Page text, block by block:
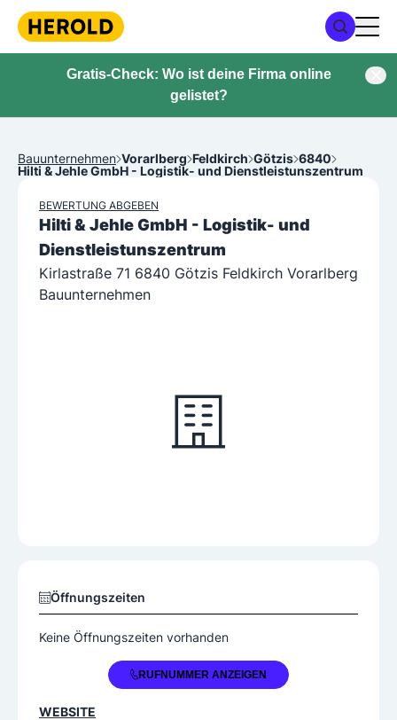
Gratis-Check: Wo ist deine Firma online
gelistet?
Bauunternehmen Vorarlberg Feldkirch Götzis 6840
Hilti & Jehle GmbH - Logistik- und Dienstleistunszentrum
BEWERTUNG ABGEBEN
Hilti & Jehle GmbH - Logistik- und
Dienstleistunszentrum
Kirlastraße 71 6840 Götzis Feldkirch Vorarlberg
Bauunternehmen
Öffnungszeiten
Keine Öffnungszeiten vorhanden
+43 5523 626660RUFNUMMER ANZEIGEN
WEBSITE